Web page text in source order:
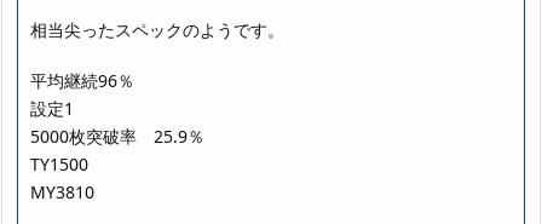
相当尖ったスペックのようです。
平均継続96％
設定1
5000枚突破率 25.9％
TY1500
MY3810